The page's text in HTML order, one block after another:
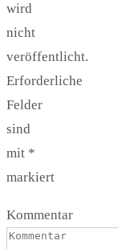
wird
nicht
veröffentlicht.
Erforderliche
Felder
sind
mit *
markiert
Kommentar